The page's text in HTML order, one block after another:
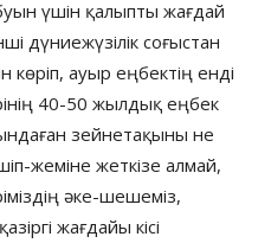
үшін қалыпты жағдай
дүниежүзілік соғыстан
көріп, ауыр еңбектің енді
40-50 жылдық еңбек
зейнетақыны не
жеміне жеткізе алмай,
әке-шешеміз,
жағдайы кісі